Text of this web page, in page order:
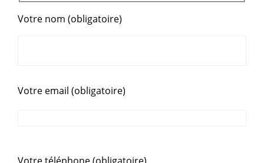
Votre nom (obligatoire)
Votre email (obligatoire)
Votre téléphone (obligatoire)